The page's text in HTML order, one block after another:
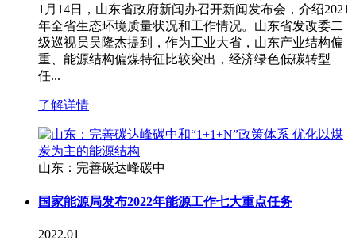
1月14日，山东省政府新闻办召开新闻发布会，介绍2021
年全省生态环境质量状况和工作情况。山东省发改委二
级巡视员吴隆杰提到，作为工业大省，山东产业结构偏
重、能源结构偏煤特征比较突出，经济绿色低碳转型
任...
了解详情
山东：完善碳达峰碳中
国家能源局发布2022年能源工作七大重点任务
2022.01